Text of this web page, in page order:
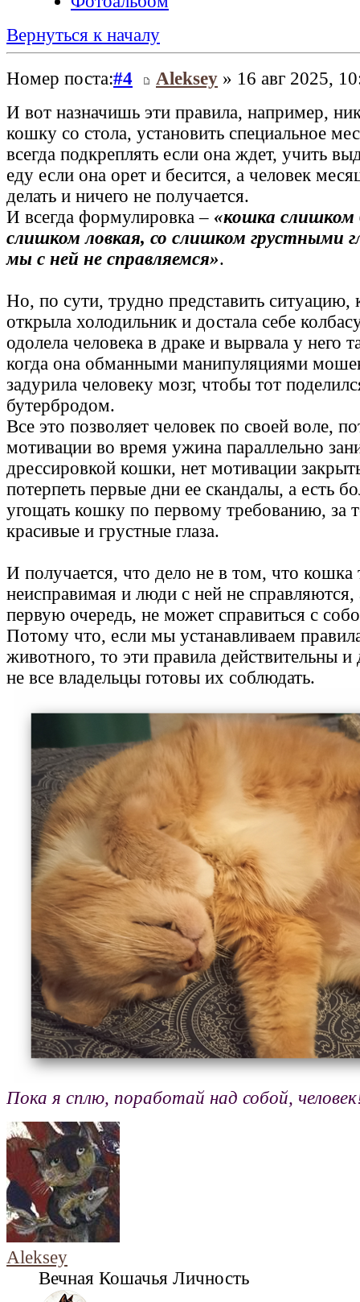
Вернуться к началу
Номер поста:#4 Aleksey » 16 авг 2025,
И вот назначишь эти правила, например,
кошку со стола, установить специальное
всегда подкреплять если она ждет, учить
еду если она орет и бесится, а человек
делать и ничего не получается.
И всегда формулировка – «кошка слишком
слишком ловкая, со слишком грустными
мы с ней не справляемся».
Но, по сути, трудно представить ситуацию,
открыла холодильник и достала себе
одолела человека в драке и вырвала у него
когда она обманными манипуляциями
задурила человеку мозг, чтобы тот
бутербродом.
Все это позволяет человек по своей воле,
мотивации во время ужина параллельно
дрессировкой кошки, нет мотивации
потерпеть первые дни ее скандалы, а есть
угощать кошку по первому требованию, за
красивые и грустные глаза.
И получается, что дело не в том, что кошка
неисправимая и люди с ней не справляются,
первую очередь, не может справиться с
Потому что, если мы устанавливаем
животного, то эти правила действительны
не все владельцы готовы их соблюдать.
Пока я сплю, поработай над собой,
Aleksey
Вечная Кошачья Личность